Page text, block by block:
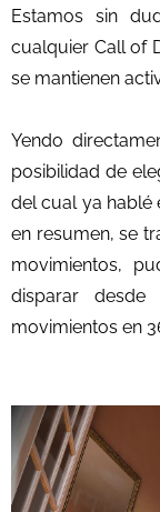
Estamos sin
cualquier Call of
se mantienen
Yendo
posibilidad de
del cual ya hablé
en resumen, se
movimientos,
disparar
movimientos en